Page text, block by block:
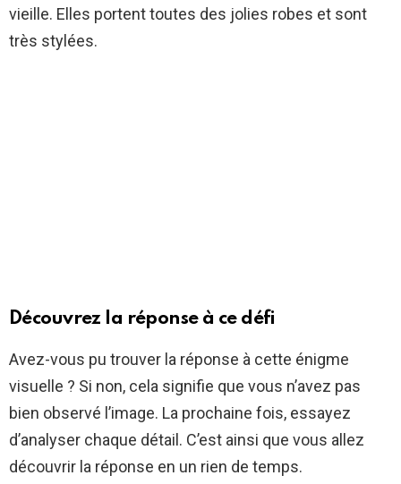
vieille. Elles portent toutes des jolies robes et sont
très stylées.
Découvrez la réponse à ce défi
Avez-vous pu trouver la réponse à cette énigme
visuelle ? Si non, cela signifie que vous n’avez pas
bien observé l’image. La prochaine fois, essayez
d’analyser chaque détail. C’est ainsi que vous allez
découvrir la réponse en un rien de temps.